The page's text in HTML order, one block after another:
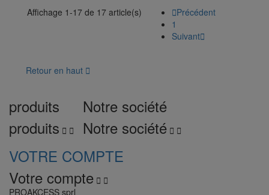
Affichage 1-17 de 17 article(s)
Précédent
1
Suivant
Retour en haut 
produits
produits  
Notre société
Notre société  
VOTRE COMPTE
Votre compte  
PROAKCESS sprl